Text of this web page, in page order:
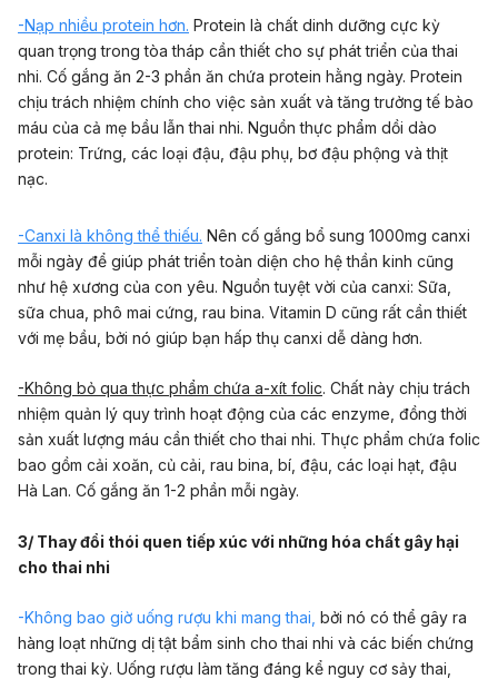
-Nạp nhiều protein hơn. Protein là chất dinh dưỡng cực kỳ
quan trọng trong tòa tháp cần thiết cho sự phát triển của thai
nhi. Cố gắng ăn 2-3 phần ăn chứa protein hằng ngày. Protein
chịu trách nhiệm chính cho việc sản xuất và tăng trưởng tế bào
máu của cả mẹ bầu lẫn thai nhi. Nguồn thực phẩm dồi dào
protein: Trứng, các loại đậu, đậu phụ, bơ đậu phộng và thịt
nạc.
-Canxi là không thể thiếu. Nên cố gắng bổ sung 1000mg canxi
mỗi ngày để giúp phát triển toàn diện cho hệ thần kinh cũng
như hệ xương của con yêu. Nguồn tuyệt vời của canxi: Sữa,
sữa chua, phô mai cứng, rau bina. Vitamin D cũng rất cần thiết
với mẹ bầu, bởi nó giúp bạn hấp thụ canxi dễ dàng hơn.
-Không bỏ qua thực phẩm chứa a-xít folic. Chất này chịu trách
nhiệm quản lý quy trình hoạt động của các enzyme, đồng thời
sản xuất lượng máu cần thiết cho thai nhi. Thực phẩm chứa folic
bao gồm cải xoăn, củ cải, rau bina, bí, đậu, các loại hạt, đậu
Hà Lan. Cố gắng ăn 1-2 phần mỗi ngày.
3/ Thay đổi thói quen tiếp xúc với những hóa chất gây hại
cho thai nhi
-Không bao giờ uống rượu khi mang thai, bởi nó có thể gây ra
hàng loạt những dị tật bẩm sinh cho thai nhi và các biến chứng
trong thai kỳ. Uống rượu làm tăng đáng kể nguy cơ sảy thai,